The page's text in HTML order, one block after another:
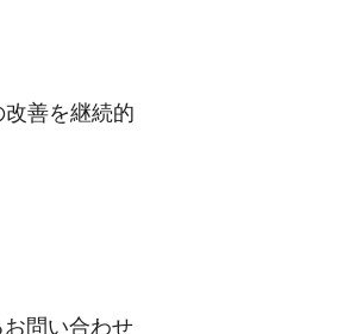
善を継続的
問い合わせ